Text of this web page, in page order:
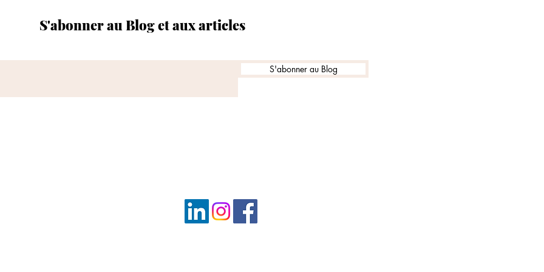
S'abonner au Blog et aux articles
S'abonner au Blog